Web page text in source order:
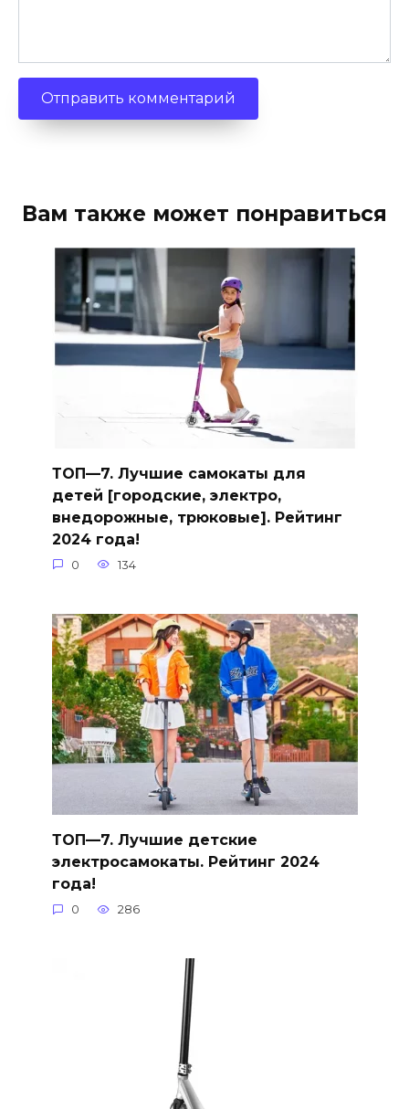
Вам также может понравиться
ТОП—7. Лучшие самокаты для
детей [городские, электро,
внедорожные, трюковые]. Рейтинг
2024 года!
0 134
ТОП—7. Лучшие детские
электросамокаты. Рейтинг 2024
года!
0 286